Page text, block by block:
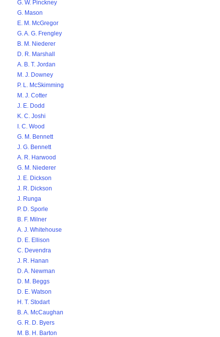
G. W. Pinckney
G. Mason
E. M. McGregor
G. A. G. Frengley
B. M. Niederer
D. R. Marshall
A. B. T. Jordan
M. J. Downey
P. L. McSkimming
M. J. Cotter
J. E. Dodd
K. C. Joshi
I. C. Wood
G. M. Bennett
J. G. Bennett
A. R. Harwood
G. M. Niederer
J. E. Dickson
J. R. Dickson
J. Runga
P. D. Sporle
B. F. Milner
A. J. Whitehouse
D. E. Ellison
C. Devendra
J. R. Hanan
D. A. Newman
D. M. Beggs
D. E. Watson
H. T. Stodart
B. A. McCaughan
G. R. D. Byers
M. B. H. Barton